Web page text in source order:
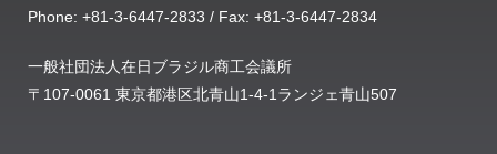
Phone: +81-3-6447-2833 / Fax: +81-3-6447-2834
一般社団法人在日ブラジル商工会議所
〒107-0061 東京都港区北青山1-4-1ランジェ青山507